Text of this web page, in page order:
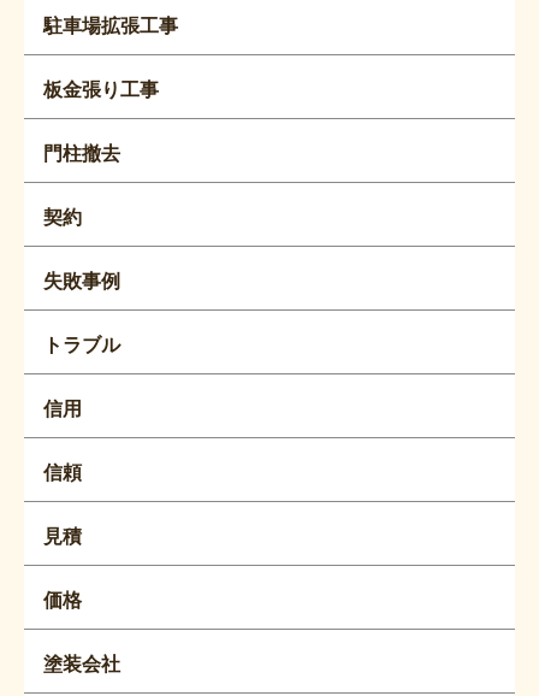
駐車場拡張工事
板金張り工事
門柱撤去
契約
失敗事例
トラブル
信用
信頼
見積
価格
塗装会社